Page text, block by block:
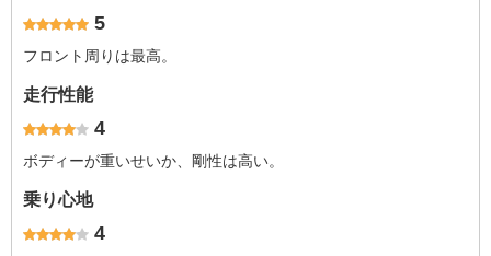
5
フロント周りは最高。
走行性能
4
ボディーが重いせいか、剛性は高い。
乗り心地
4